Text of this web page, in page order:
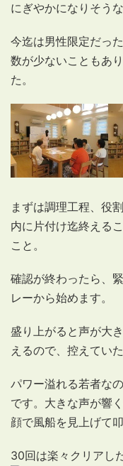
にぎやかになりそう
今迄は男性限定だっ
数が少ないこともあ
た。
まずは調理工程、役
内に片付け迄終える
こと。
確認が終わったら、
レーから始めます。
盛り上がると声が大
えるので、控えてい
パワー溢れる若者な
です。大きな声が響
顔で風船を見上げて
30回は楽々クリアし